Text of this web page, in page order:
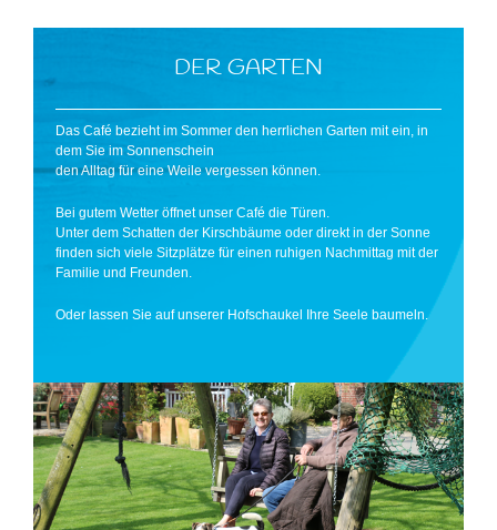
DER GARTEN
Das Café bezieht im Sommer den herrlichen Garten mit ein, in
dem Sie im Sonnenschein
den Alltag für eine Weile vergessen können.
Bei gutem Wetter öffnet unser Café die Türen.
Unter dem Schatten der Kirschbäume oder direkt in der Sonne
finden sich viele Sitzplätze für einen ruhigen Nachmittag mit der
Familie und Freunden.
Oder lassen Sie auf unserer Hofschaukel Ihre Seele baumeln.